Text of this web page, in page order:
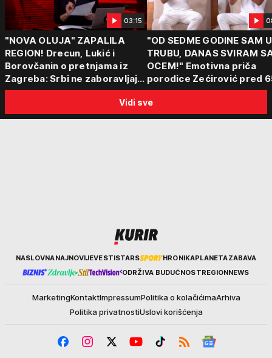
03:15
"NOVA OLUJA" ZAPALILA
REGION! Drecun, Lukić i
Borovčanin o pretnjama iz
Zagreba: Srbi ne zaboravljaju
progon
"OD SEDME GODINE SAM
TRUBU, DANAS SVIRAM
OCEM!" Emotivna priča
porodice Zećirović pred
Sabor trubača u Guči
Vidi sve
KurirNASLOVNANAJNOVIJEVESTISTARS HRONIKAPLANETAZABAVA
ODRŽIVA BUDUĆNOSTREGIONNEWS
MarketingKontaktImpressumPolitika o kolačićimaArhiva
Politika privatnostiUslovi korišćenja